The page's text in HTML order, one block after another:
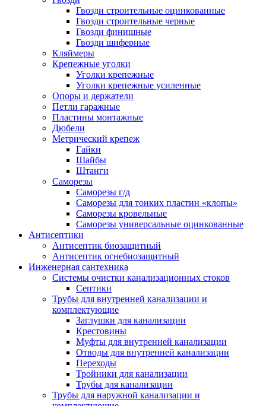
Гвозди строительные оцинкованные
Гвозди строительные черные
Гвозди финишные
Гвозди шиферные
Кляймеры
Крепежные уголки
Уголки крепежные
Уголки крепежные усиленные
Опоры и держатели
Петли гаражные
Пластины монтажные
Дюбели
Метрический крепеж
Гайки
Шайбы
Штанги
Саморезы
Саморезы г/д
Саморезы для тонких пластин «клопы»
Саморезы кровельные
Саморезы универсальные оцинкованные
Антисептики
Антисептик биозащитный
Антисептик огнебиозащитный
Инженерная сантехника
Системы очистки канализационных стоков
Септики
Трубы для внутренней канализации и
комплектующие
Заглушки для канализации
Крестовины
Муфты для внутренней канализации
Отводы для внутренней канализации
Переходы
Тройники для канализации
Трубы для канализации
Трубы для наружной канализации и